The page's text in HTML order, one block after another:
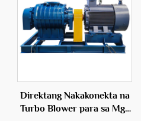
Direktang Nakakonekta na
Turbo Blower para sa Mga